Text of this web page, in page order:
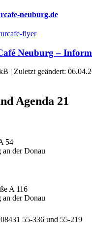
neuburg.de
Neuburg –
| Zuletzt geändert:
Agenda 21
54
der Donau
A 116
der Donau
08431 55-336 und 55-219